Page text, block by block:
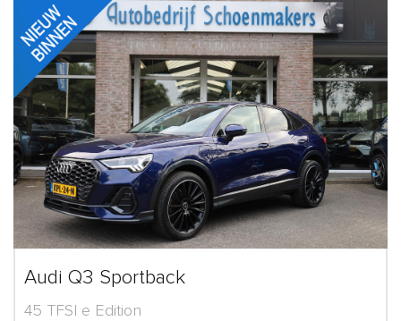
Audi Q3 Sportback
45 TFSI e Edition